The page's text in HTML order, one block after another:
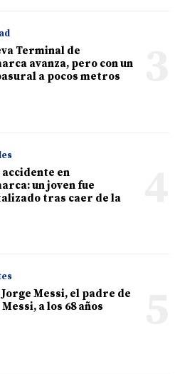
Terminal de
avanza, pero con un
a pocos metros
accidente en
un joven fue
tras caer de la
Messi, el padre de
a los 68 años